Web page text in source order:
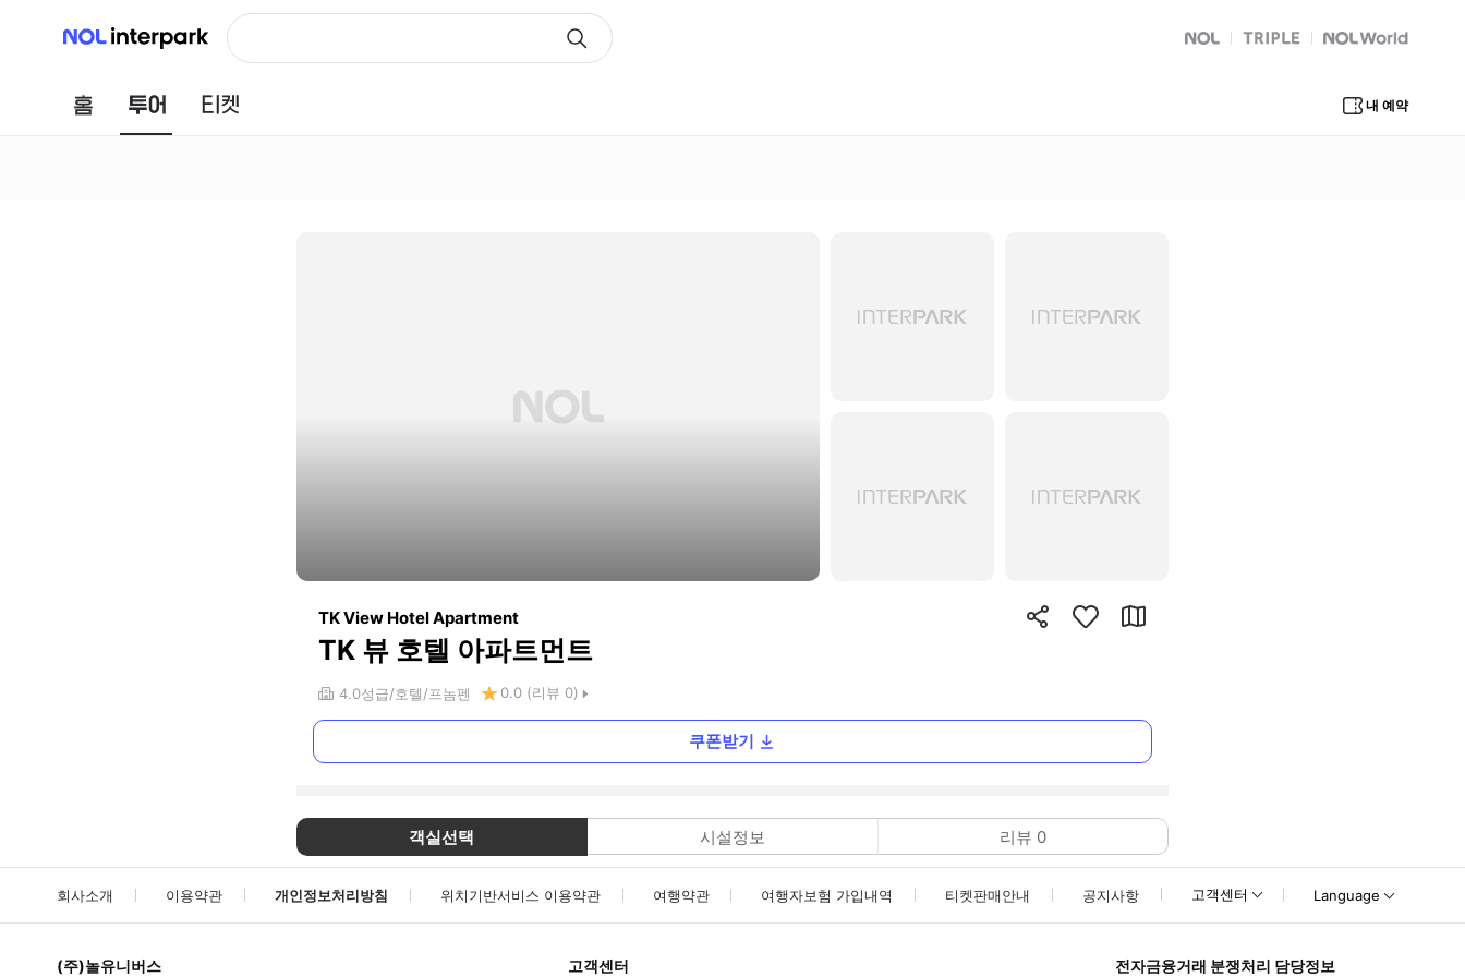
NOL 인터파크
NOL
트리플 Global Interpark
홈 투어 내 예약
TK View Hotel Apartment
TK 뷰 호텔 아파트먼트
4.0성급 호텔 프놈펜 0.0 (리뷰 0)
쿠폰받기
객실선택 시설정보 리뷰 0
회사소개 이용약관 개인정보처리방침 위치기반서비스 이용약관 여행약관 여행자보험 가입내역 티켓판매안내 공지사항 고객센터 Language
(주)놀유니버스 고객센터 전자금융거래 분쟁처리 담당정보